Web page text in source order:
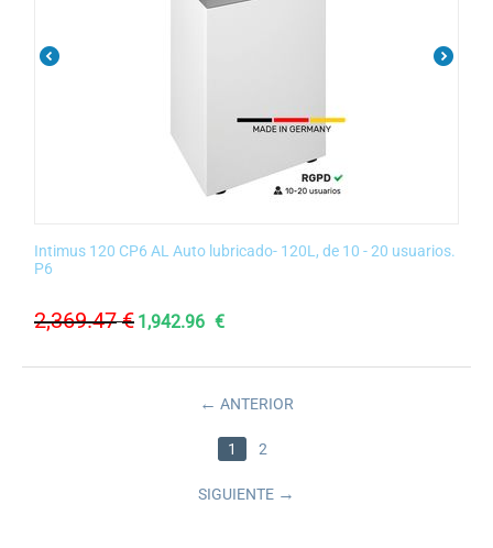
Intimus 120 CP6 AL Auto lubricado- 120L, de 10 - 20 usuarios.
P6
2,369.47 € 1,942.96 €
ANTERIOR
1 2
SIGUIENTE